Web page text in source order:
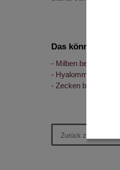
Das könnte Sie
Milben bei der Katze
Hyalomma-Zecke:
Zecken beim Hund
Zurück zur Übersicht